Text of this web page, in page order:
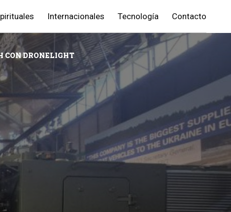
Internacionales Tecnología Contacto
CON DRONELIGHT